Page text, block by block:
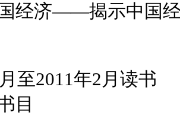
国经济——揭示中国
至2011年2月读书
目